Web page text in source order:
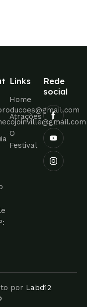
Links
Home
Atrações
O
Festival
Rede
social
por Labd12